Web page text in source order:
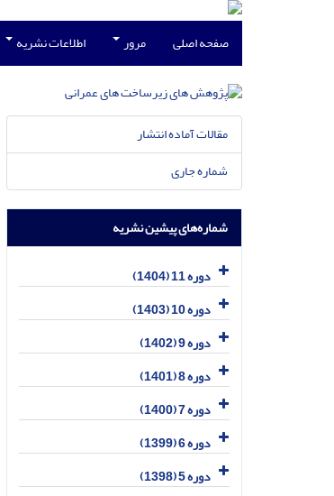
صفحه اصلی مرور اطلاعات نشریه
مقالات آماده انتشار
شماره جاری
شماره‌های پیشین نشریه
دوره 11 (1404)
دوره 10 (1403)
دوره 9 (1402)
دوره 8 (1401)
دوره 7 (1400)
دوره 6 (1399)
دوره 5 (1398)